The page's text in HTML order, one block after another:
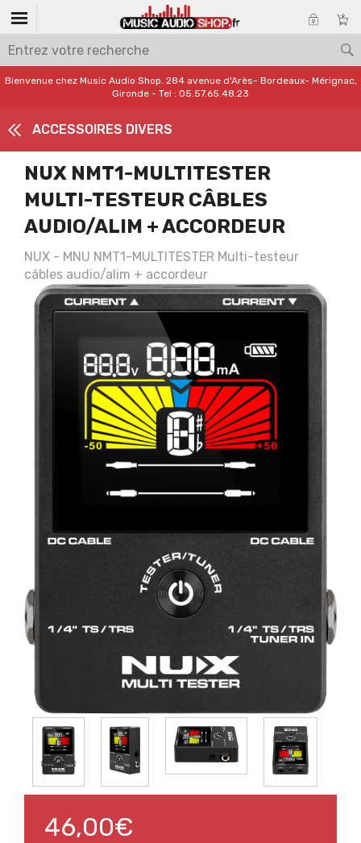
Bienvenue chez Music Audio Shop. 284 avenue d'Arès- Bordeaux- Mérignac,
Gironde - Tel : 05.57.65.48.23
ACCESSOIRES DIVERS
NUX NMT1-MULTITESTER
MULTI-TESTEUR CÂBLES
AUDIO/ALIM + ACCORDEUR
NUX - MNU NMT1-MULTITESTER Multi-testeur
câbles audio/alim + accordeur
46,00€